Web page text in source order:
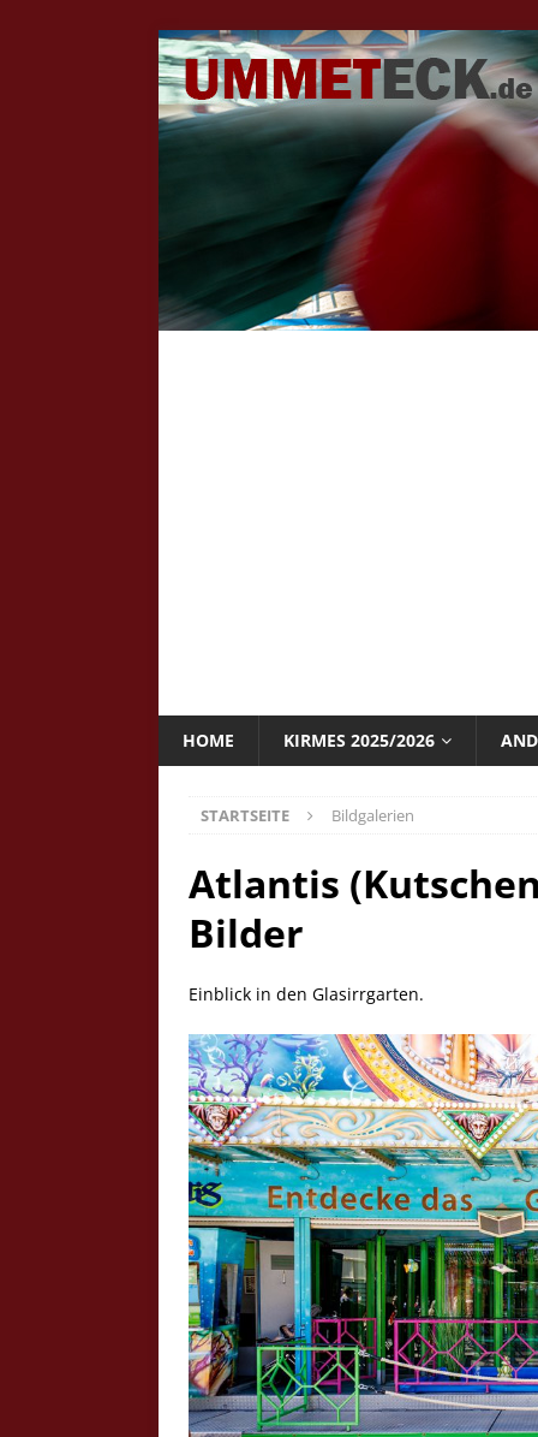
HOME KIRMES 2025/2026
STARTSEITE Bildgalerien
Atlantis
Bilder
Einblick in den Glasirrgarten.
Crazy Outback (Kollmann) -
Bilder
Schau Dir hier Bilder vom
Outback" an.